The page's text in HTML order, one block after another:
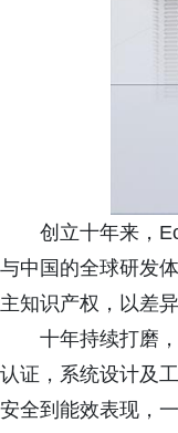
创立十年来，
与中国的全球研发
主知识产权，以差
十年持续打磨
认证，系统设计及
安全到能效表现，